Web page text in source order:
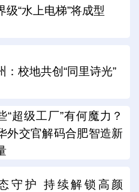
级“水上电梯”将成型
：校地共创“同里诗光”
“超级工厂”有何魔力？
外交官解码合肥智造新
守护 持续解锁高颜